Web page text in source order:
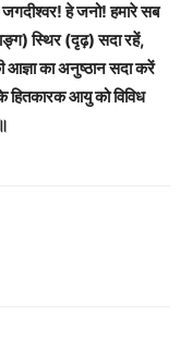
हे जनो! हमारे सब
स्थिर (दृढ़) सदा रहें,
का अनुष्ठान सदा करें
हितकारक आयु को विविध